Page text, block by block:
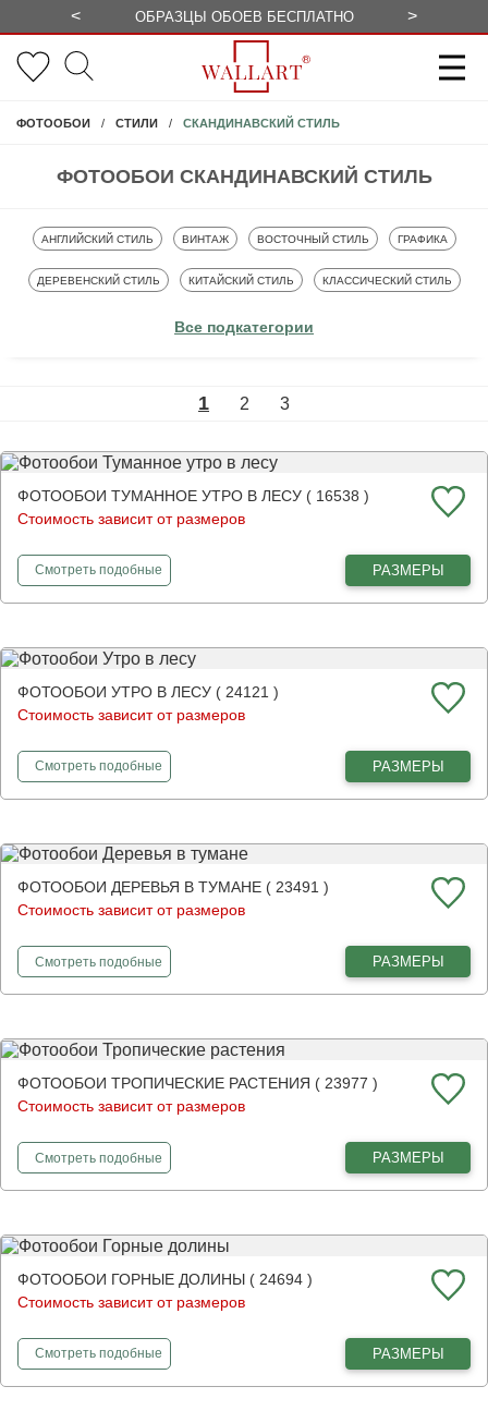
< ОБРАЗЦЫ ОБОЕВ БЕСПЛАТНО >
ФОТООБОИ СКАНДИНАВСКИЙ СТИЛЬ
ФОТООБОИ СТИЛИ СКАНДИНАВСКИЙ СТИЛЬ
ФОТООБОИ
АНГЛИЙСКИЙ СТИЛЬ ФОТООБОИ
ВИНТАЖ ФОТООБОИ
ВОСТОЧНЫЙ СТИЛЬ ФОТООБОИ
ГРАФИКА
ФОТООБОИ
ДЕРЕВЕНСКИЙ СТИЛЬ ФОТООБОИ
КИТАЙСКИЙ СТИЛЬ ФОТООБОИ
КЛАССИЧЕСКИЙ СТИЛЬ
ФОТООБОИ
МИНИМАЛИЗМ
ФОТООБОИ
ХАЙ ТЕК ФОТООБОИ
ЯПОНСКИЙ СТИЛЬ
Все подкатегории
1 2 3
ФОТООБОИ ТУМАННОЕ УТРО В ЛЕСУ ( 16538 )
Стоимость зависит от размеров
Смотретьфотообои
подобные РАЗМЕРЫ
ФОТООБОИ УТРО В ЛЕСУ ( 24121 )
Стоимость зависит от размеров
Смотретьфотообои
подобные РАЗМЕРЫ
ФОТООБОИ ДЕРЕВЬЯ В ТУМАНЕ ( 23491 )
Стоимость зависит от размеров
Смотретьфотообои
подобные РАЗМЕРЫ
ФОТООБОИ ТРОПИЧЕСКИЕ РАСТЕНИЯ ( 23977 )
Стоимость зависит от размеров
Смотретьфотообои
подобные РАЗМЕРЫ
ФОТООБОИ ГОРНЫЕ ДОЛИНЫ ( 24694 )
Стоимость зависит от размеров
Смотретьфотообои
подобные РАЗМЕРЫ